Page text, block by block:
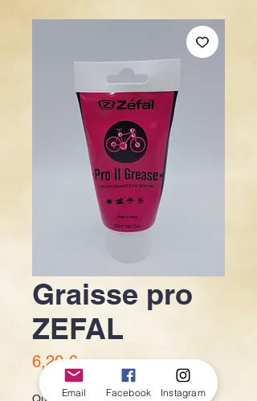
Graisse pro
ZEFAL
6,20 €Prix
Email Facebook Instagram